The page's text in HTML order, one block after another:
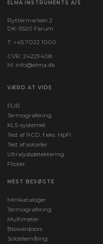
ELMA INSTRUMENTS A/S
Ryttermarken 2
DK-3520 Farum
T: +45 7022 1000
CVR: 24229408
M: info@elma.dk
VÆRD AT VIDE
FLIR
Termografering
KLS-systemet
Test af RCD, f.eks. HpFI
Test af solceller
Ultralydsdetektering
Flicker
MEST BESØGTE
Minikataloger
Termografering
Multimeter
Blowerdoors
Solcellemåling